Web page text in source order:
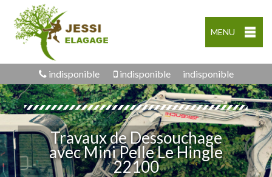
MENU
indisponible indisponible indisponible
Travaux de Dessouchage
avec Mini Pelle Le Hingle
22100